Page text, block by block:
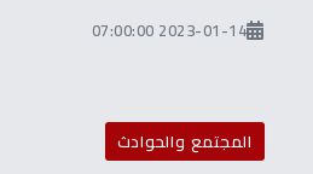
2023-01-14 07:00:00
المجتمع والحوادث